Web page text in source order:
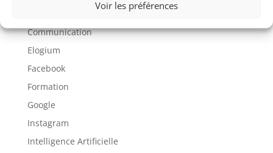
Voir les préférences
Communication
Elogium
Facebook
Formation
Google
Instagram
Intelligence Artificielle